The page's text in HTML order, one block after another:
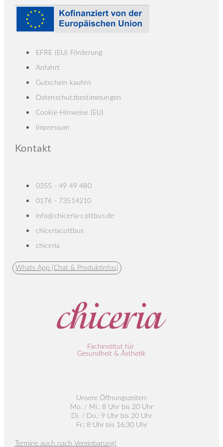
EFRE (EU) Förderung
Anfahrt
Gutschein kaufen
Datenschutzbestimmungen
Cookie-Hinweise (EU)
Impressum
Kontakt
0355 - 49 49 480
0176 - 73514210
info@chiceria-cottbus.de
chiceriacottbus
chiceria
Whats App (Chat & Produktinfos)
Fachinstitut für
Gesundheit & Ästhetik
Unsere Öffnungszeiten:
Mo. / Mi.: 8 Uhr bis 20 Uhr
Di. / Do.: 9 Uhr bis 20 Uhr
Fr.: 8 Uhr bis 16:30 Uhr
Termine auch nach Vereinbarung!